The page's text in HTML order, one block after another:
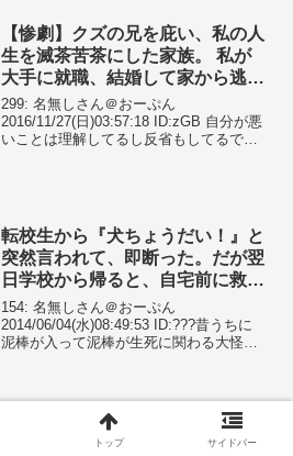
【惨劇】クズの兄を庇い、私の人
生を滅茶苦茶にした家族。 私が
大手に就職、結婚して家から逃げ
ると…
299: 名無しさん＠おーぷん
2016/11/27(日)03:57:18 ID:zGB 自分が悪
いことは理解してるし反省もしてるでも
転校生から『犬ちょうだい！』と
突然言われて、即断った。だが翌
日学校から帰ると、自宅前に救急
車とパトカーが止まっており…
154: 名無しさん＠おーぷん
2014/06/04(水)08:49:53 ID:???昔うちに
泥棒が入って泥棒が生死に関わる大怪我
【もう嫌！】全財産渡して慰謝料
トップ サイドバー